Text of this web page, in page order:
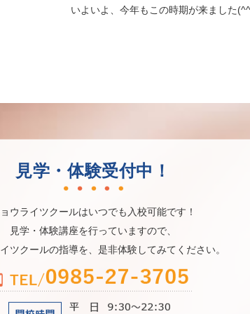
いよいよ、今年もこの時期が来ました
見学・体験受付中！
ウライツクールはいつでも入校可能です！
見学・体験講座を行っていますので、
ツクールの指導を、是非体験してみてください。